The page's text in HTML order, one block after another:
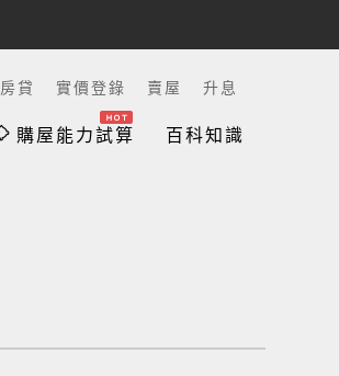
房貸 實價登錄 賣屋 升息
購屋能力試算 百科知識